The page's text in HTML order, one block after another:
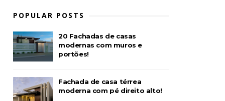
POPULAR POSTS
20 Fachadas de casas
modernas com muros e
portões!
Fachada de casa térrea
moderna com pé direito alto!